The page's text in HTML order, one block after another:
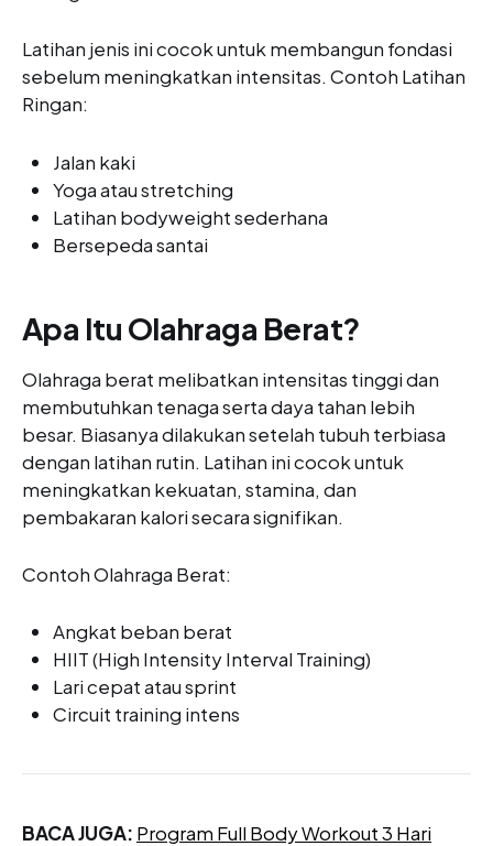
Latihan jenis ini cocok untuk membangun fondasi
sebelum meningkatkan intensitas. Contoh Latihan
Ringan:
Jalan kaki
Yoga atau stretching
Latihan bodyweight sederhana
Bersepeda santai
Apa Itu Olahraga Berat?
Olahraga berat melibatkan intensitas tinggi dan
membutuhkan tenaga serta daya tahan lebih
besar. Biasanya dilakukan setelah tubuh terbiasa
dengan latihan rutin. Latihan ini cocok untuk
meningkatkan kekuatan, stamina, dan
pembakaran kalori secara signifikan.
Contoh Olahraga Berat:
Angkat beban berat
HIIT (High Intensity Interval Training)
Lari cepat atau sprint
Circuit training intens
BACA JUGA: Program Full Body Workout 3 Hari